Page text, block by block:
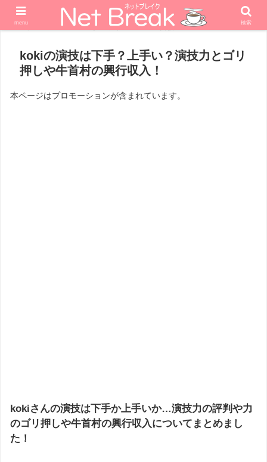
ホーム エンターテナー 女優
kokiの演技は下手？上手い？演技力とゴリ
押しや牛首村の興行収入！
本ページはプロモーションが含まれています。
kokiさんの演技は下手か上手いか…演技力の評判や力
のゴリ押しや牛首村の興行収入についてまとめまし
た！
menu 検索